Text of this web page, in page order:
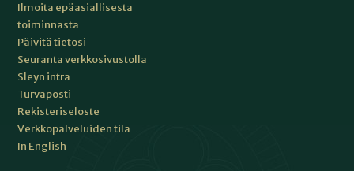
Ilmoita epäasiallisesta
toiminnasta
Päivitä tietosi
Seuranta verkkosivustolla
Sleyn intra
Turvaposti
Rekisteriseloste
Verkkopalveluiden tila
In English